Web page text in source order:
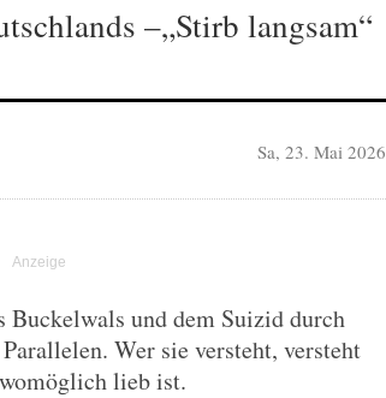
–„Stirb langsam“
Sa, 23. Mai 2026
Buckelwals und dem Suizid durch
Wer sie versteht, versteht
lieb ist.